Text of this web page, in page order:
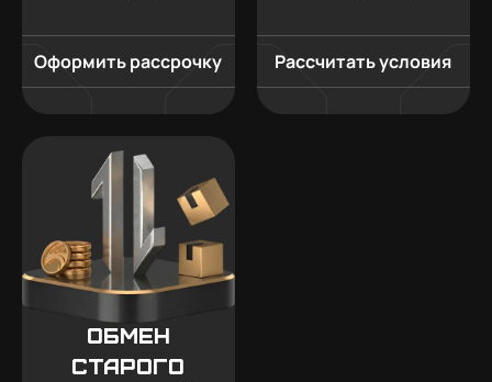
Оформить рассрочку Рассчитать условия
Обмен
старого